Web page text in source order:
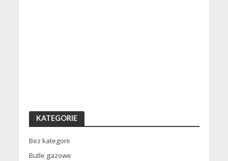
KATEGORIE
Bez kategorii
Butle gazowe